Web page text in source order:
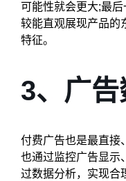
可能性就会更大;最
较能直观展现产品的
特征。
3、广
付费广告也是最直接
也通过监控广告显示
过数据分析，实现合